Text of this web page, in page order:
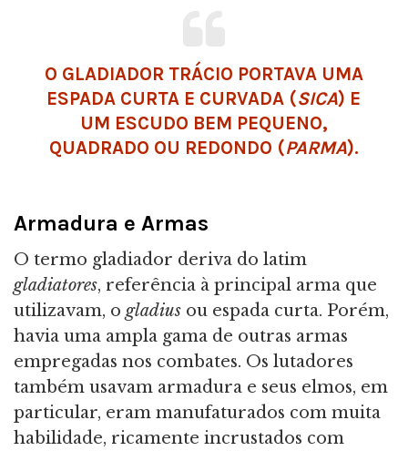
O GLADIADOR TRÁCIO PORTAVA UMA
ESPADA CURTA E CURVADA (SICA) E
UM ESCUDO BEM PEQUENO,
QUADRADO OU REDONDO (PARMA).
Armadura e Armas
O termo gladiador deriva do latim
gladiatores, referência à principal arma que
utilizavam, o gladius ou espada curta. Porém,
havia uma ampla gama de outras armas
empregadas nos combates. Os lutadores
também usavam armadura e seus elmos, em
particular, eram manufaturados com muita
habilidade, ricamente incrustados com